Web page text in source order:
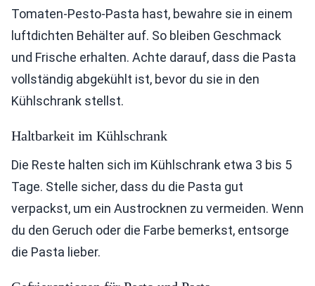
Tomaten-Pesto-Pasta hast, bewahre sie in einem
luftdichten Behälter auf. So bleiben Geschmack
und Frische erhalten. Achte darauf, dass die Pasta
vollständig abgekühlt ist, bevor du sie in den
Kühlschrank stellst.
Haltbarkeit im Kühlschrank
Die Reste halten sich im Kühlschrank etwa 3 bis 5
Tage. Stelle sicher, dass du die Pasta gut
verpackst, um ein Austrocknen zu vermeiden. Wenn
du den Geruch oder die Farbe bemerkst, entsorge
die Pasta lieber.